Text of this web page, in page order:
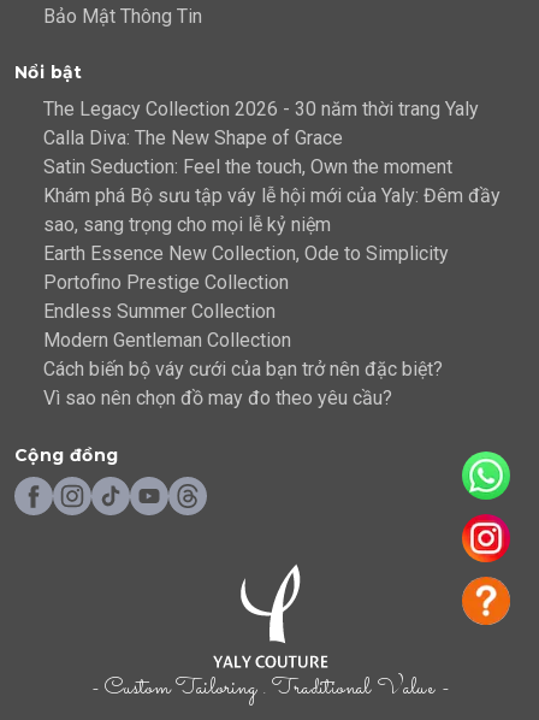
- Custom Tailoring . Traditional Value -
Bảo Mật Thông Tin
Nổi bật
The Legacy Collection 2026 - 30 năm thời trang Yaly
Calla Diva: The New Shape of Grace
Satin Seduction: Feel the touch, Own the moment
Khám phá Bộ sưu tập váy lễ hội mới của Yaly: Đêm đầy
sao, sang trọng cho mọi lễ kỷ niệm
Earth Essence New Collection, Ode to Simplicity
Portofino Prestige Collection
Endless Summer Collection
Modern Gentleman Collection
Cách biến bộ váy cưới của bạn trở nên đặc biệt?
Vì sao nên chọn đồ may đo theo yêu cầu?
Cộng đồng